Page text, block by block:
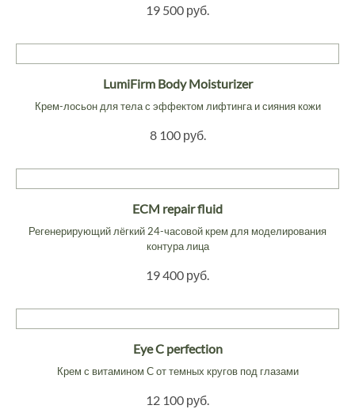
19 500 руб.
LumiFirm Body Moisturizer
Крем-лосьон для тела с эффектом лифтинга и сияния кожи
8 100 руб.
ECM repair fluid
Регенерирующий лёгкий 24-часовой крем для моделирования
контура лица
19 400 руб.
Eye C perfection
Крем с витамином С от темных кругов под глазами
12 100 руб.